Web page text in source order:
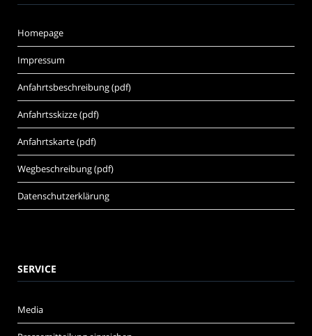
Homepage
Impressum
Anfahrtsbeschreibung (pdf)
Anfahrtsskizze (pdf)
Anfahrtskarte (pdf)
Wegbeschreibung (pdf)
Datenschutzerklärung
SERVICE
Media